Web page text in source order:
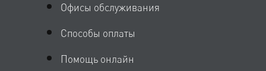
Офисы обслуживания
Способы оплаты
Помощь онлайн